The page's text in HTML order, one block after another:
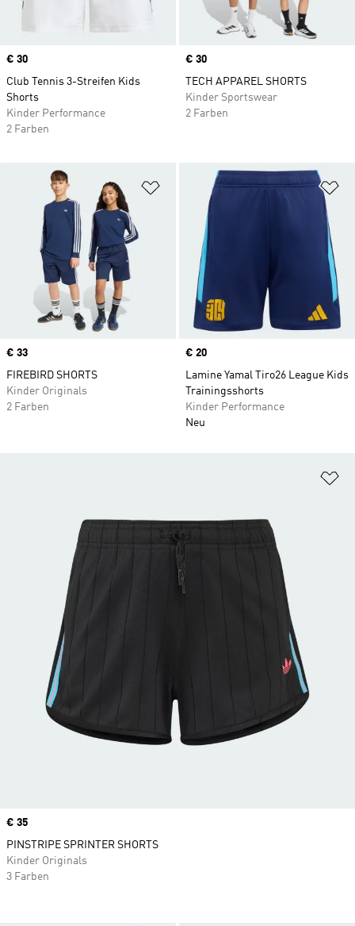
Price
€ 30
Club Tennis 3-Streifen Kids
Shorts
Kinder Performance
2 Farben
Price
€ 30
TECH APPAREL SHORTS
Kinder Sportswear
2 Farben
Zur Wunschliste hinzufügen
Price
€ 33
FIREBIRD SHORTS
Kinder Originals
2 Farben
Price
€ 20
Lamine Yamal Tiro26 League Kids
Trainingsshorts
Kinder Performance
Neu
Price
€ 35
PINSTRIPE SPRINTER SHORTS
Kinder Originals
3 Farben